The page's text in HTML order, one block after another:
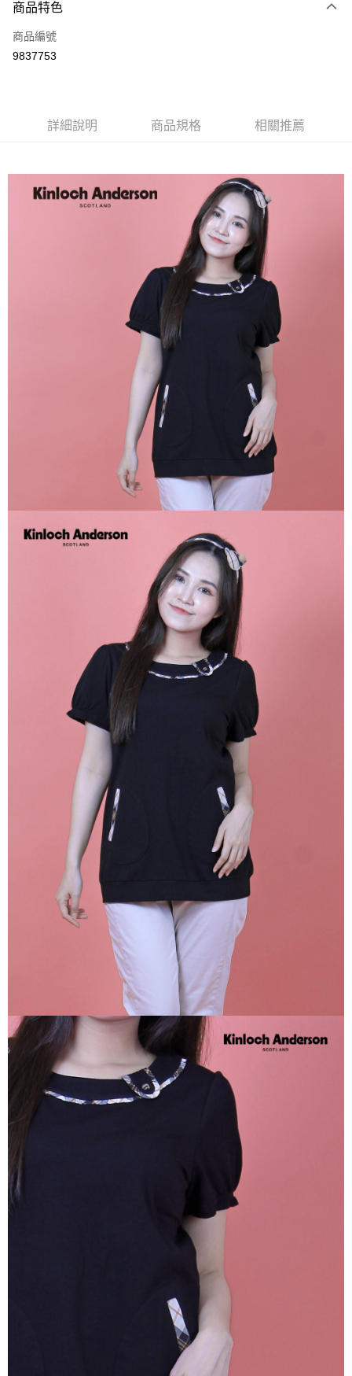
信用卡一次付款
LINE Pay
運送方式
每筆NT$60，滿NT$1,000(含以上)免運費
每筆NT$60，滿NT$1,000(含以上)免運費
商品特色
商品編號
9837753
詳細說明 商品規格 相關推薦